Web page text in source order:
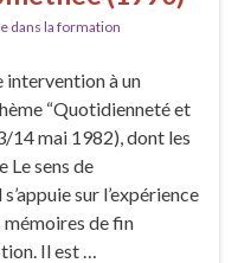
dans la formation
à un
“Quotidienneté et
14 mai 1982), dont les
Le sens de
sur l’expérience
mémoires de fin
Il est …